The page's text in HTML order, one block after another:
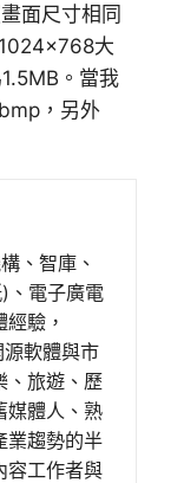
面尺寸相同
大
。當我
，另外
、智庫、
、電子廣電
驗，
軟體與市
、旅遊、歷
媒體人、熟
業趨勢的半
容工作者與